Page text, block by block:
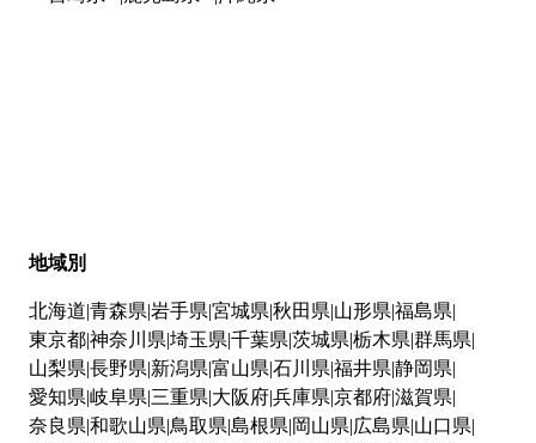
地域別
北海道 青森県 岩手県 宮城県 秋田県 山形県 福島県
東京都神奈川県 埼玉県 千葉県 茨城県 栃木県 群馬県
山梨県 長野県 新潟県 富山県 石川県 福井県 静岡県
愛知県 岐阜県 三重県 大阪府兵庫県 京都府滋賀県
奈良県 和歌山県 鳥取県 島根県 岡山県 広島県 山口県